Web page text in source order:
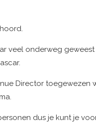
veel onderweg
Director
dus je kunt je